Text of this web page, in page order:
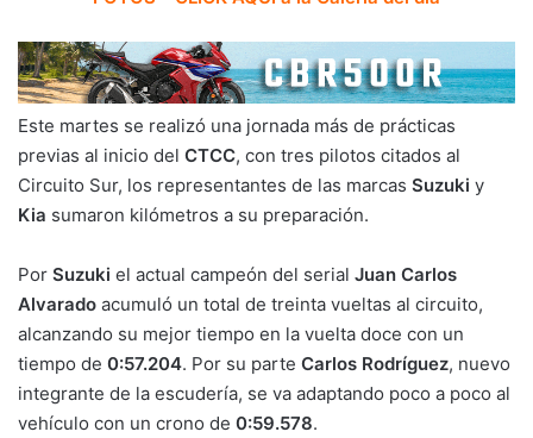
Este martes se realizó una jornada más de prácticas
previas al inicio del CTCC, con tres pilotos citados al
Circuito Sur, los representantes de las marcas Suzuki y
Kia sumaron kilómetros a su preparación.
Por Suzuki el actual campeón del serial Juan Carlos
Alvarado acumuló un total de treinta vueltas al circuito,
alcanzando su mejor tiempo en la vuelta doce con un
tiempo de 0:57.204. Por su parte Carlos Rodríguez, nuevo
integrante de la escudería, se va adaptando poco a poco al
vehículo con un crono de 0:59.578.